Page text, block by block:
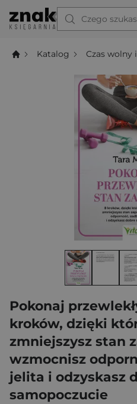
Czego
Katalog Czas wolny
Pokonaj
kroków, dzięki
zmniejszysz stan
wzmocnisz
jelita i odzyskasz
samopoczucie